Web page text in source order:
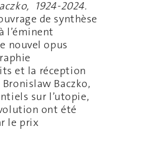
1924-2024.
de synthèse
l’éminent
nouvel opus
et la réception
Baczko,
sur l’utopie,
ont été
le prix